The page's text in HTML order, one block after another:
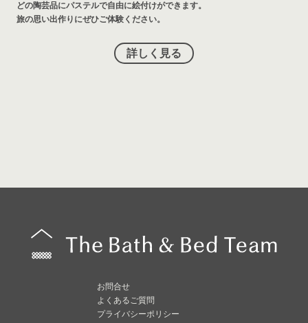
どの陶芸品にパステルで自由に絵付けができます。
旅の思い出作りにぜひご体験ください。
詳しく見る
お問合せ
よくあるご質問
プライバシーポリシー